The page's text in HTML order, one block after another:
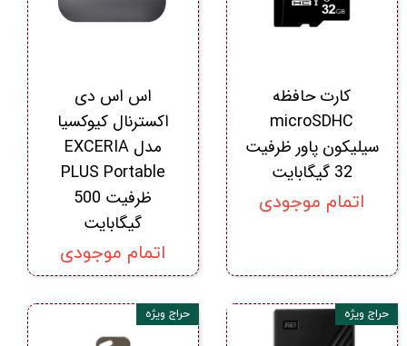
کارت حافظه
microSDHC
سیلیکون پاور ظرفیت
32 گیگابایت
اتمام موجودی
اس اس دی
اکسترنال کیوکسیا
مدل EXCERIA
PLUS Portable
ظرفیت 500
گیگابایت
اتمام موجودی
حراج ویژه حراج ویژه